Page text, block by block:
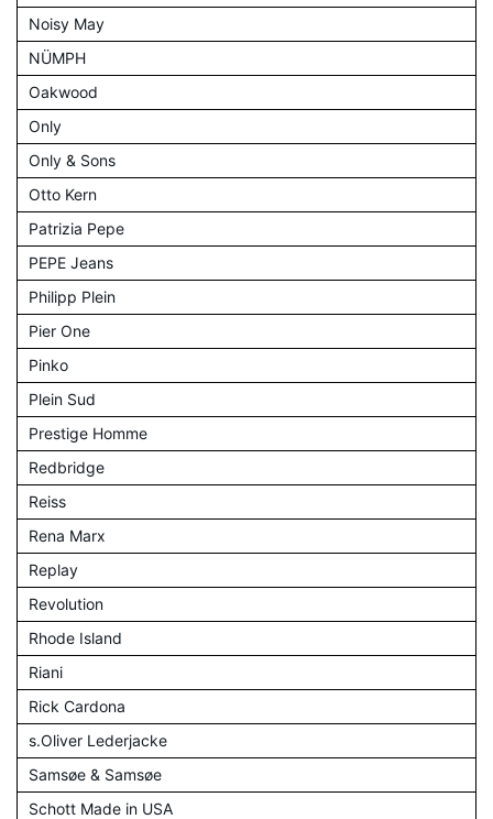
Noisy May
NÜMPH
Oakwood
Only
Only & Sons
Otto Kern
Patrizia Pepe
PEPE Jeans
Philipp Plein
Pier One
Pinko
Plein Sud
Prestige Homme
Redbridge
Reiss
Rena Marx
Replay
Revolution
Rhode Island
Riani
Rick Cardona
s.Oliver Lederjacke
Samsøe & Samsøe
Schott Made in USA